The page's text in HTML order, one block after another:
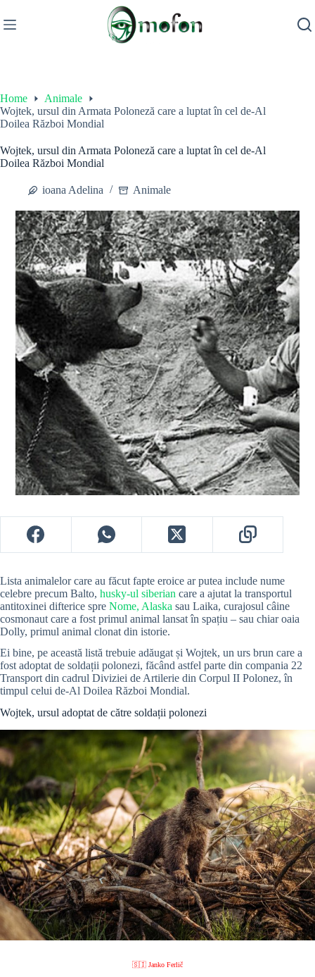
to
content
Home
Animale
Wojtek, ursul din Armata Poloneză care a luptat în cel de-Al
Doilea Război Mondial
Wojtek, ursul din Armata Poloneză care a luptat în cel de-Al
Doilea Război Mondial
ioana Adelina Animale
Lista animalelor care au făcut fapte eroice ar putea include nume
celebre precum Balto, husky-ul siberian care a ajutat la transportul
antitoxinei difterice spre Nome, Alaska sau Laika, curajosul câine
cosmonaut care a fost primul animal lansat în spațiu – sau chiar oaia
Dolly, primul animal clonat din istorie.
Ei bine, pe această listă trebuie adăugat și Wojtek, un urs brun care a
fost adoptat de soldații polonezi, făcând astfel parte din compania 22
Transport din cadrul Diviziei de Artilerie din Corpul II Polonez, în
timpul celui de-Al Doilea Război Mondial.
Wojtek, ursul adoptat de către soldații polonezi
🇸🇮 Janko Ferlič